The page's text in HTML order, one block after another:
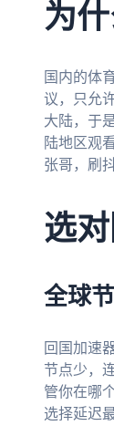
为
国内的体
议，只允
大陆，于
陆地区观
张哥，刷
选
全球
回国加速
节点少，
管你在哪
选择延迟